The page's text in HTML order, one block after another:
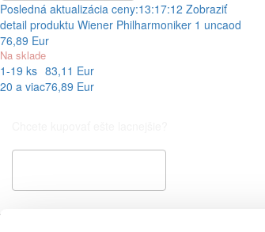
Posledná aktualizácia ceny:13:17:12 Zobraziť
detail produktu Wiener Philharmoniker 1 uncaod
76,89 Eur
Na sklade
1-19 ks 83,11 Eur
20 a viac76,89 Eur